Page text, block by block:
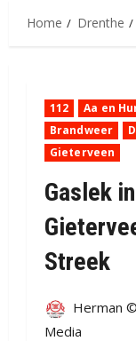
Home Drenthe
112 Aa en
Brandweer
Gieterveen
Gaslek in
Streek
Herman
Media